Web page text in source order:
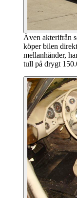
Även akterifrån
köper bilen
mellanhänder,
tull på drygt